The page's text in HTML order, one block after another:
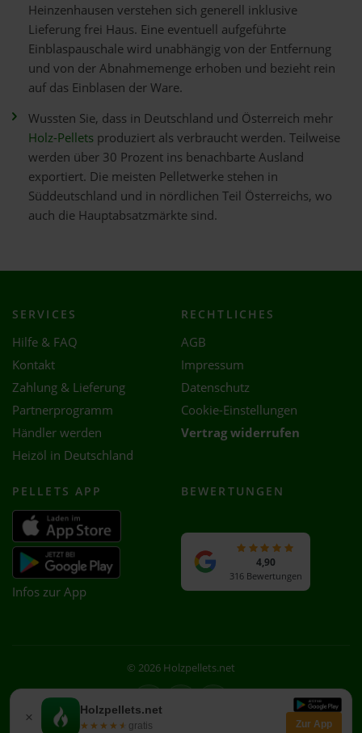
Heinzenhausen verstehen sich generell inklusive
Lieferung frei Haus. Eine eventuell aufgeführte
Einblaspauschale wird unabhängig von der Entfernung
und von der Abnahmemenge erhoben und bezieht rein
auf das Einblasen der Ware.
Wussten Sie, dass in Deutschland und Österreich mehr
Holz-Pellets produziert als verbraucht werden. Teilweise
werden über 30 Prozent ins benachbarte Ausland
exportiert. Die meisten Pelletwerke stehen in
Süddeutschland und in nördlichen Teil Österreichs, wo
auch die Hauptabsatzmärkte sind.
× Holzpellets.net
★★★★★
★★★★★ gratis Zur App
SERVICES
Hilfe & FAQ
Kontakt
Zahlung & Lieferung
Partnerprogramm
Händler werden
Heizöl in Deutschland
RECHTLICHES
AGB
Impressum
Datenschutz
Cookie-Einstellungen
Vertrag widerrufen
PELLETS APP
Infos zur App
BEWERTUNGEN
4,90
316 Bewertungen
© 2026 Holzpellets.net
Facebook